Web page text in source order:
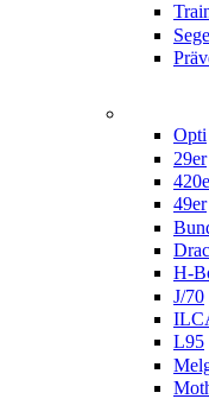
Opti
29er
49er
H-
J/70
L95